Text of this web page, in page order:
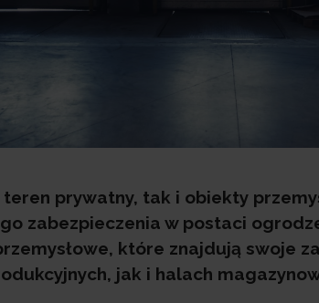
prywatny, tak i obiekty
zabezpieczenia w postaci
które znajdują swoje
jak i halach